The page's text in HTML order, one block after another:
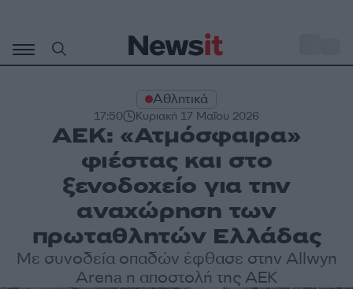
περιεχόμενο
Αθλητικά
17:50 Κυριακή 17 Μαΐου 2026
ΑΕΚ: «Ατμόσφαιρα»
φιέστας και στο
ξενοδοχείο για την
αναχώρηση των
πρωταθλητών Ελλάδας
Με συνοδεία οπαδών έφθασε στην Allwyn
Arena η αποστολή της ΑΕΚ